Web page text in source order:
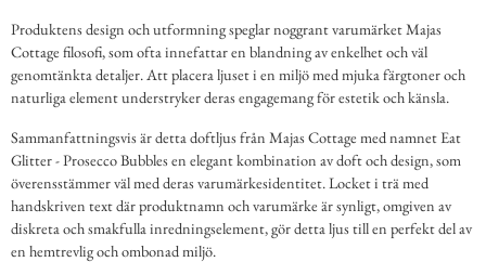
Produktens design och utformning speglar noggrant varumärket Majas
Cottage filosofi, som ofta innefattar en blandning av enkelhet och väl
genomtänkta detaljer. Att placera ljuset i en miljö med mjuka färgtoner och
naturliga element understryker deras engagemang för estetik och känsla.
Sammanfattningsvis är detta doftljus från Majas Cottage med namnet Eat
Glitter - Prosecco Bubbles en elegant kombination av doft och design, som
överensstämmer väl med deras varumärkesidentitet. Locket i trä med
handskriven text där produktnamn och varumärke är synligt, omgiven av
diskreta och smakfulla inredningselement, gör detta ljus till en perfekt del av
en hemtrevlig och ombonad miljö.